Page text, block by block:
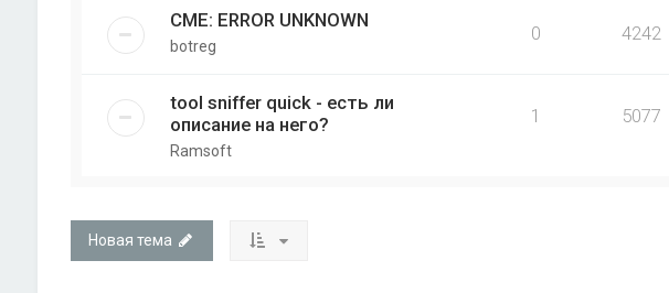
CME: ERROR UNKNOWN
botreg
0 4242
tool sniffer quick - есть ли
описание на него?
Ramsoft
1 5077
Новая тема